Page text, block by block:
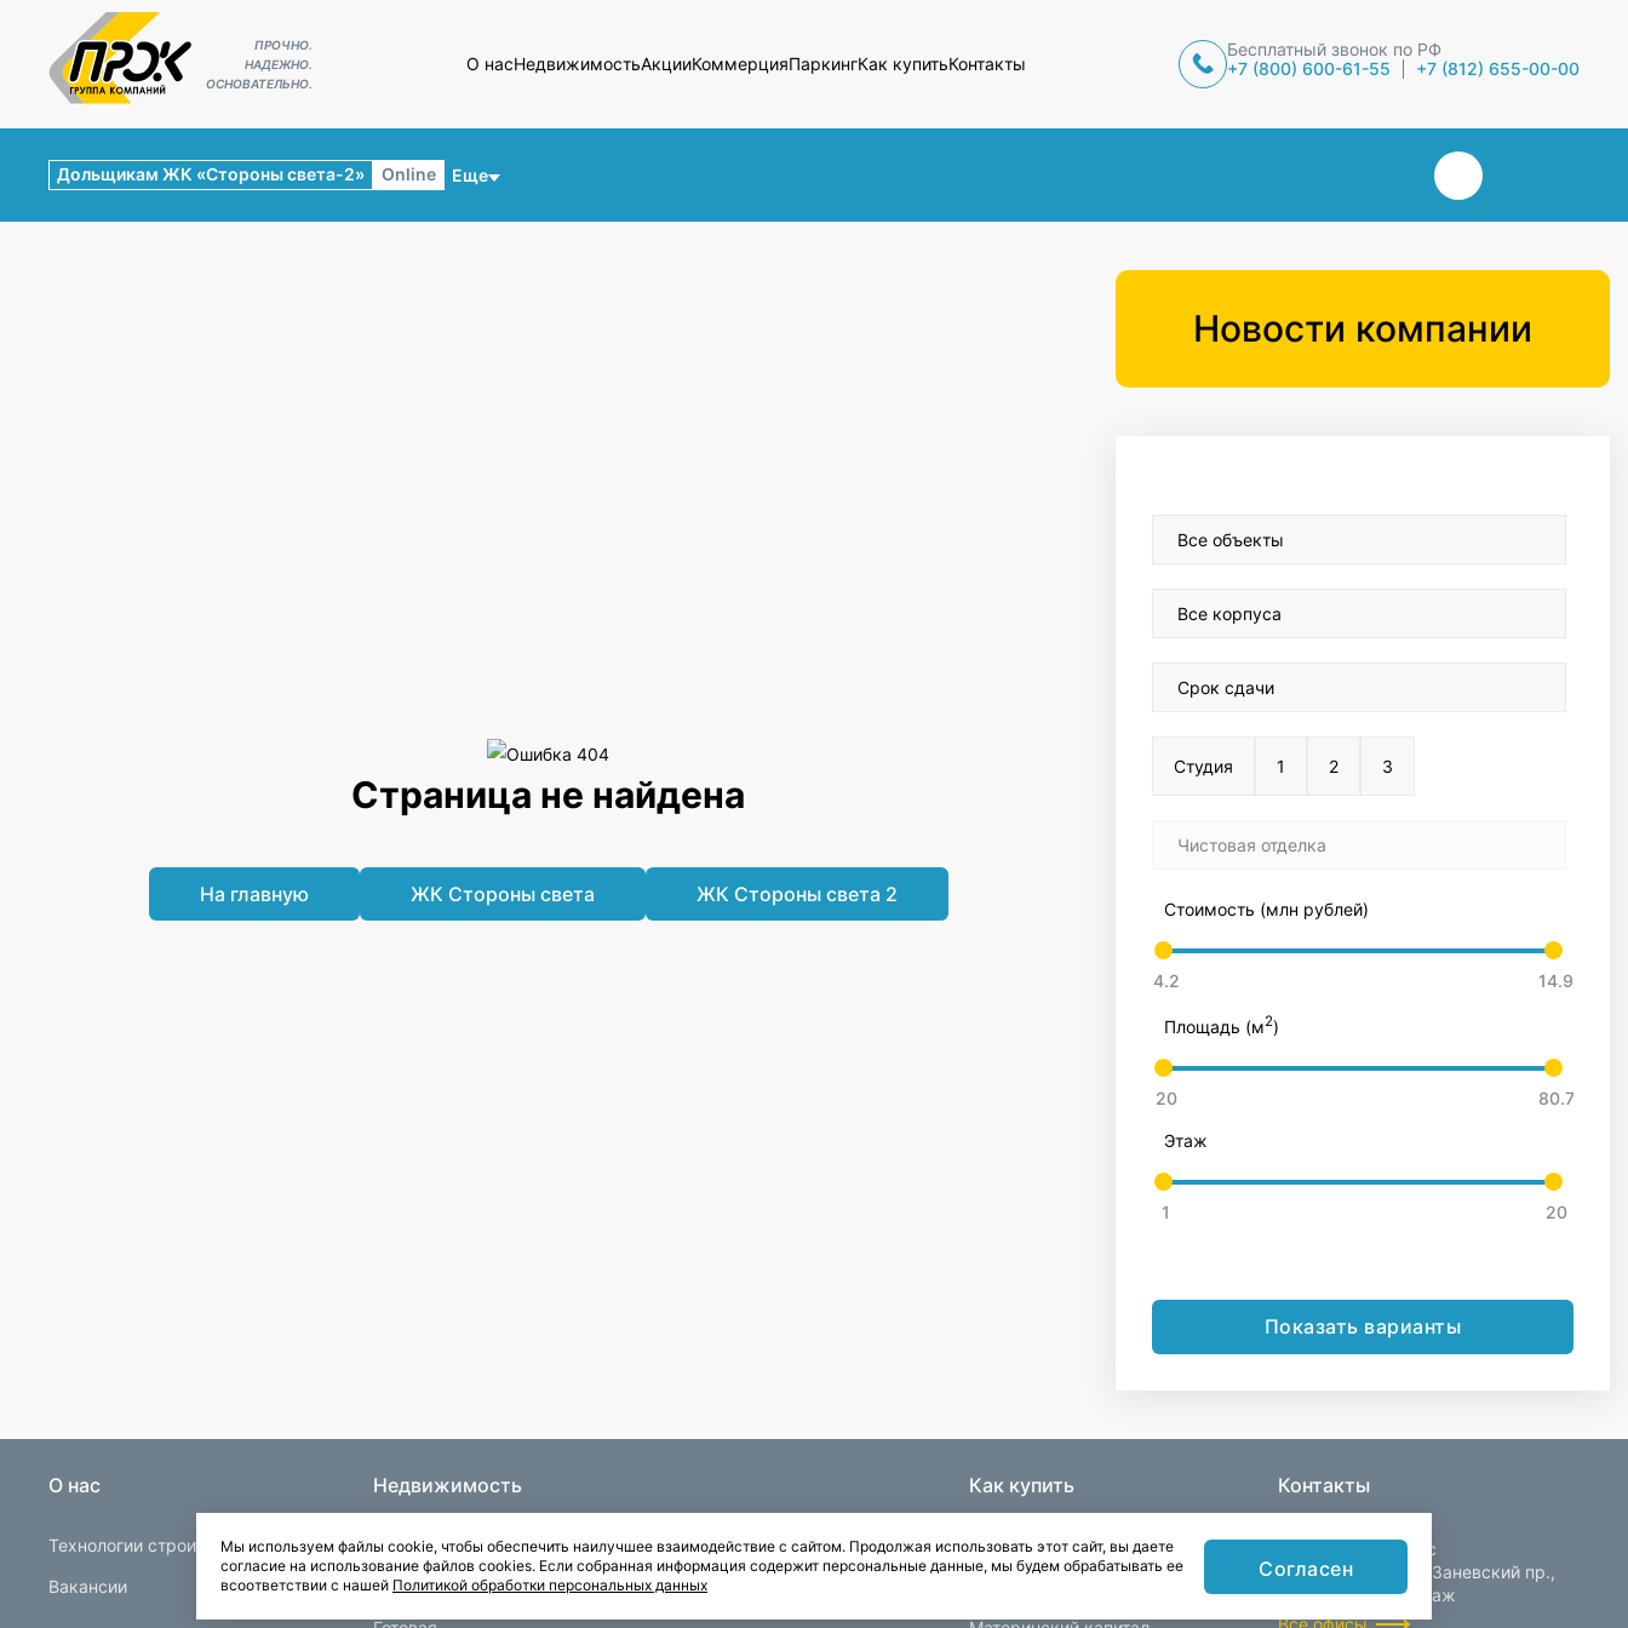
ПРОЧНО.
НАДЕЖНО.
ОСНОВАТЕЛЬНО.
О насНедвижимостьАкцииКоммерцияПаркингКак купитьКонтакты
Бесплатный звонок по РФ
+7 (800) 600-61-55
+7 (812) 655-00-00
Еще
Дольщикам ЖК «Стороны света-2» Online
Страница не найдена
На главную ЖК Стороны света ЖК Стороны света 2
Новости компании
Все объекты
Все корпуса
Срок сдачи
Студия 1 2 3
Чистовая отделка
Стоимость (млн рублей)
Площадь (м2)
Этаж
Показать варианты
О нас
Технологии строительства
Вакансии
Недвижимость
Строящаяся
Квартиры в Буграх
Паркинги
Квартиры с отделкой
Как купить
Ипотека
Контакты
Центральный офис
Санкт-Петербург, Заневский пр.,
д. 30, корп. 2, 4 этаж
Все офисы
Мы используем файлы cookie, чтобы обеспечить наилучшее взаимодействие с сайтом. Продолжая использовать этот сайт, вы даете
согласие на использование файлов cookies. Если собранная информация содержит персональные данные, мы будем обрабатывать ее
всоответствии с нашей Политикой обработки персональных данных
Согласен